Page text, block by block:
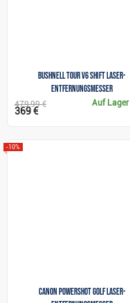
Bushnell Tour V6 Shift Laser-
Entfernungsmesser
Auf Lager
479,99 €
369 €
Canon PowerShot Golf Laser-
-10%